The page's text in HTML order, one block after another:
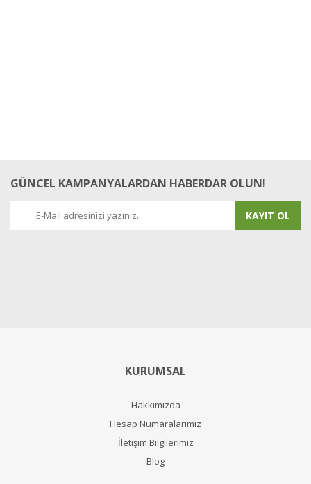
GÜNCEL KAMPANYALARDAN HABERDAR OLUN!
KAYIT OL
KURUMSAL
Hakkımızda
Hesap Numaralarımız
İletişim Bilgilerimiz
Blog